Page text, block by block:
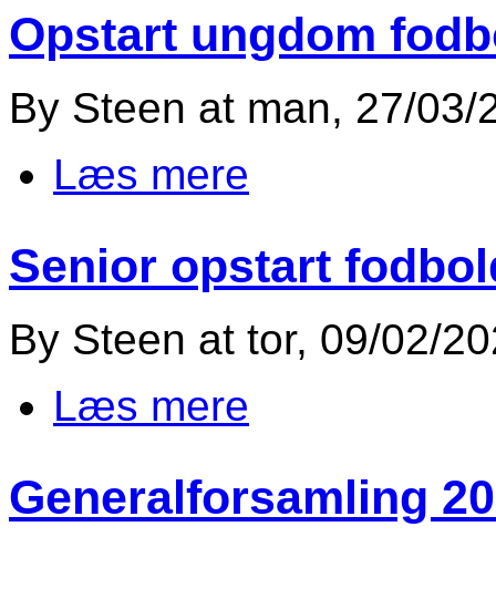
Opstart ungdom
By Steen at man, 27/03/
Læs mere
Senior opstart
By Steen at tor, 09/02/
Læs mere
Generalforsamling